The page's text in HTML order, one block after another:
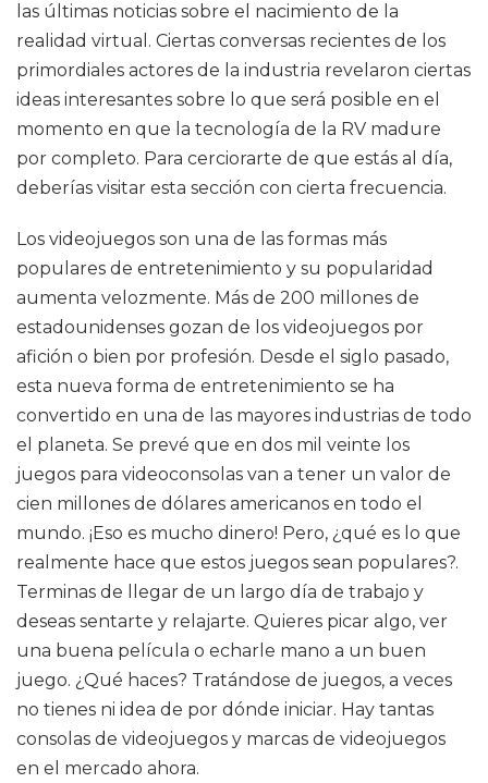
las últimas noticias sobre el nacimiento de la
realidad virtual. Ciertas conversas recientes de los
primordiales actores de la industria revelaron ciertas
ideas interesantes sobre lo que será posible en el
momento en que la tecnología de la RV madure
por completo. Para cerciorarte de que estás al día,
deberías visitar esta sección con cierta frecuencia.
Los videojuegos son una de las formas más
populares de entretenimiento y su popularidad
aumenta velozmente. Más de 200 millones de
estadounidenses gozan de los videojuegos por
afición o bien por profesión. Desde el siglo pasado,
esta nueva forma de entretenimiento se ha
convertido en una de las mayores industrias de todo
el planeta. Se prevé que en dos mil veinte los
juegos para videoconsolas van a tener un valor de
cien millones de dólares americanos en todo el
mundo. ¡Eso es mucho dinero! Pero, ¿qué es lo que
realmente hace que estos juegos sean populares?.
Terminas de llegar de un largo día de trabajo y
deseas sentarte y relajarte. Quieres picar algo, ver
una buena película o echarle mano a un buen
juego. ¿Qué haces? Tratándose de juegos, a veces
no tienes ni idea de por dónde iniciar. Hay tantas
consolas de videojuegos y marcas de videojuegos
en el mercado ahora.